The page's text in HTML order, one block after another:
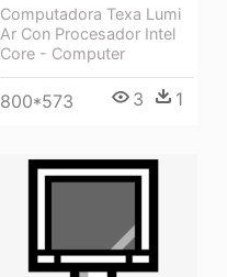
Computadora Texa Lumi
Ar Con Procesador Intel
Core - Computer
800*573 3 1